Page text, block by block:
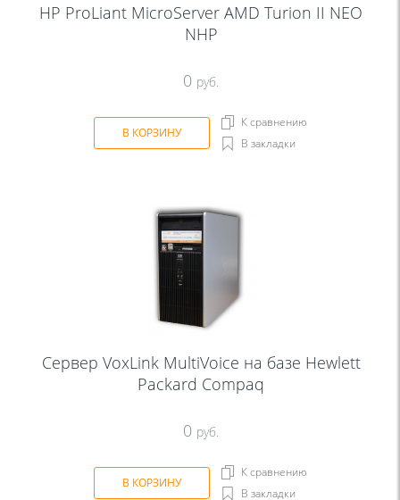
HP ProLiant MicroServer AMD Turion II NEO
NHP
0 руб.
В КОРЗИНУ
К сравнению
В закладки
Сервер VoxLink MultiVoice на базе Hewlett
Packard Compaq
0 руб.
В КОРЗИНУ
К сравнению
В закладки